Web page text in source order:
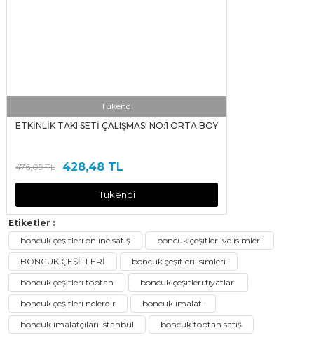
Tükendi
ETKİNLİK TAKI SETİ ÇALIŞMASI NO:1 ORTA BOY
476,09 TL 428,48 TL
Tükendi
Etiketler :
boncuk çeşitleri online satış
boncuk çeşitleri ve isimleri
BONCUK ÇEŞİTLERİ
boncuk çeşitleri isimleri
boncuk çeşitleri toptan
boncuk çeşitleri fiyatları
boncuk çeşitleri nelerdir
boncuk imalatı
boncuk imalatçıları istanbul
boncuk toptan satış